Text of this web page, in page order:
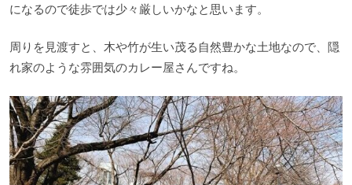
になるので徒歩では少々厳しいかなと思います。
周りを見渡すと、木や竹が生い茂る自然豊かな土地なので、隠
れ家のような雰囲気のカレー屋さんですね。